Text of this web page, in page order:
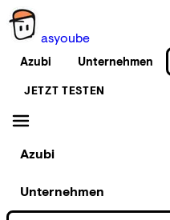
asyoube
Azubi Unternehmen
JETZT TESTEN
Azubi
Unternehmen